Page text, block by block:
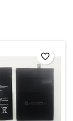
favorite_border